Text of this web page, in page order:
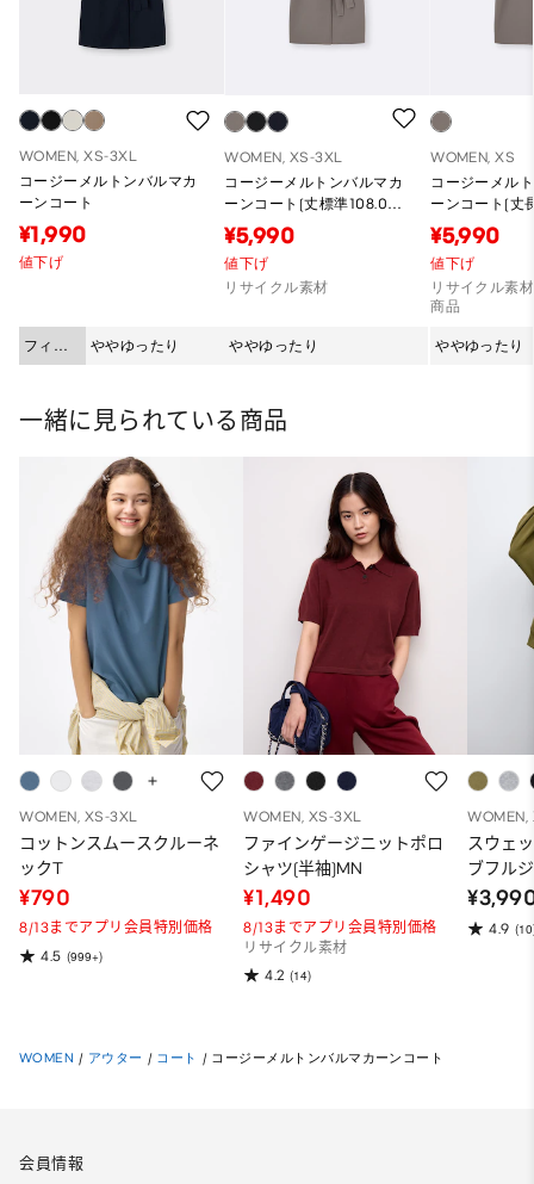
WOMEN, XS-3XL
コージーメルトンバルマカ
ーンコート
¥1,990
値下げ
フィッ
ト
ややゆったり
WOMEN, XS-3XL
コージーメルトンバルマカ
ーンコート(丈標準108.0～
115.0cm)
¥5,990
値下げ
リサイクル素材
ややゆったり
WOMEN, XS
コージーメル
ーンコート(丈
120.0cm)
¥5,990
値下げ
リサイクル素
商品
ややゆったり
一緒に見られている商品
WOMEN, XS-3XL
コットンスムースクルーネ
ックT
¥790
8/13までアプリ会員特別価格
4.5 (999+)
WOMEN, XS-3XL
ファインゲージニットポロ
シャツ(半袖)MN
¥1,490
8/13までアプリ会員特別価格
リサイクル素材
4.2 (14)
WOMEN,
スウェ
ブフル
ーパー
ット）
4.9
WOMEN / アウター / コート / コージーメルトンバルマカーンコート
会員情報